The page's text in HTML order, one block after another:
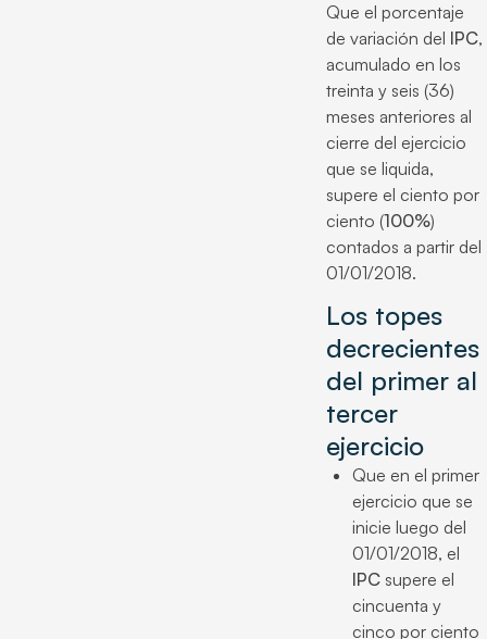
Que el porcentaje
de variación del IPC,
acumulado en los
treinta y seis (36)
meses anteriores al
cierre del ejercicio
que se liquida,
supere el ciento por
ciento (100%)
contados a partir del
01/01/2018.
Los topes
decrecientes
del primer al
tercer
ejercicio
Que en el primer
ejercicio que se
inicie luego del
01/01/2018, el
IPC supere el
cincuenta y
cinco por ciento